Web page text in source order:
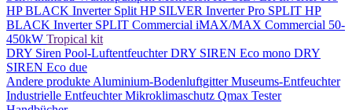
HP BLACK Inverter Split HP SILVER Inverter Pro SPLIT HP
BLACK Inverter SPLIT Commercial iMAX/MAX Commercial 50-
450kW Tropical kit
DRY Siren Pool-LuftentfeuchterDRY SIREN Eco mono DRY
SIREN Eco due
Andere produkte Aluminium-BodenluftgitterMuseums-Entfeuchter
Industrielle EntfeuchterMikroklimaschutz Qmax Tester